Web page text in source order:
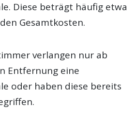
Diese beträgt häufig etwa
Gesamtkosten.
verlangen nur ab
Entfernung eine
oder haben diese bereits